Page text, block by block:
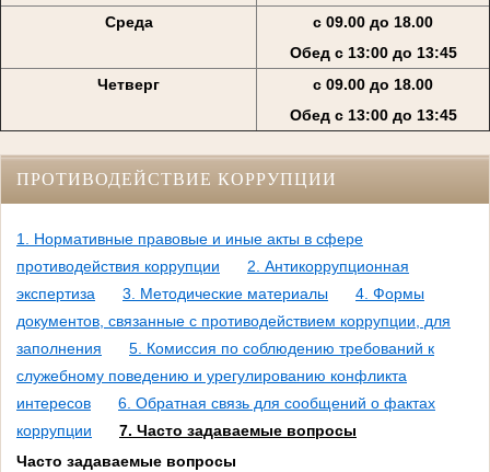
Среда
с 09.00 до 18.00
Обед с 13:00 до 13:45
Четверг
с 09.00 до 18.00
Обед с 13:00 до 13:45
ПРОТИВОДЕЙСТВИЕ КОРРУПЦИИ
1. Нормативные правовые и иные акты в сфере
противодействия коррупции
2. Антикоррупционная
экспертиза
3. Методические материалы
4. Формы
документов, связанные с противодействием коррупции, для
заполнения
5. Комиссия по соблюдению требований к
служебному поведению и урегулированию конфликта
интересов
6. Обратная связь для сообщений о фактах
коррупции
7. Часто задаваемые вопросы
Часто задаваемые вопросы